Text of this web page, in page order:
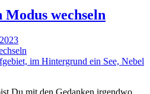
Modus wechseln